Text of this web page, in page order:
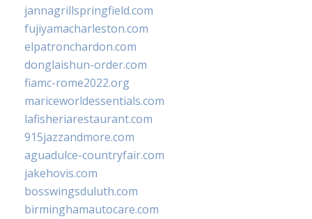
jannagrillspringfield.com
fujiyamacharleston.com
elpatronchardon.com
donglaishun-order.com
fiamc-rome2022.org
mariceworldessentials.com
lafisheriarestaurant.com
915jazzandmore.com
aguadulce-countryfair.com
jakehovis.com
bosswingsduluth.com
birminghamautocare.com